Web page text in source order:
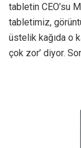
tabletin CEO’su
tabletimiz,
üstelik kağıda o
çok zor’ diyor.